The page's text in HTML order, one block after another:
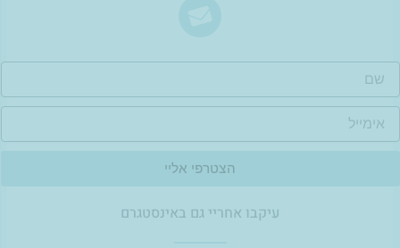
הצטרפי אליי
עיקבו אחריי גם באינסטגרם